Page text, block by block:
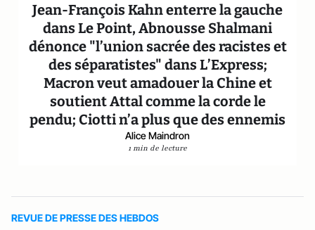
Jean-François Kahn enterre la gauche
dans Le Point, Abnousse Shalmani
dénonce "l’union sacrée des racistes et
des séparatistes" dans L’Express;
Macron veut amadouer la Chine et
soutient Attal comme la corde le
pendu; Ciotti n’a plus que des ennemis
Alice Maindron
1 min de lecture
REVUE DE PRESSE DES HEBDOS